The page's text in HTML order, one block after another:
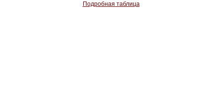
Подробная таблица